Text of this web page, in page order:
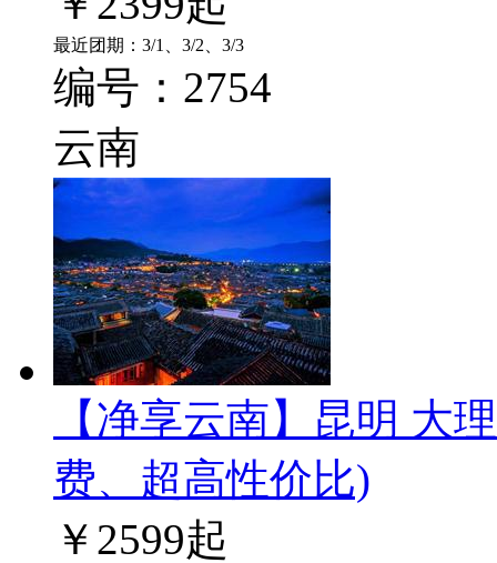
最近团期：3/1、3/2、3/3
编号：2754
云南
【净享云南】昆明 大
费、超高性价比)
￥ 2599起